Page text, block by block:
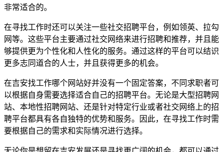
非常适合的。
在寻找工作时还可以关注一些社交招聘平台，例如领英、拉勾
网等。这些平台主要通过社交网络来进行招聘和推荐，并且能
够提供更为个性化和人性化的服务。通过这样的平台可以结识
更多志同道合的人士，并且获得更多的机会。
在吉安找工作哪个网站好并没有一个固定答案，不同求职者可
以根据自身需要选择适合自己的招聘平台。无论是大型招聘网
站、本地性招聘网站、还是针对特定行业或者社交网络上的招
聘平台都具有各自独特的优势和服务。因此，在寻找工作时需
要根据自己的需求和实际情况进行选择。